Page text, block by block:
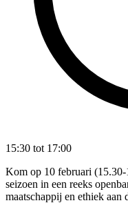
15:30 tot 17:00
Kom op 10 februari (15.30-
seizoen in een reeks
maatschappij en ethiek aan